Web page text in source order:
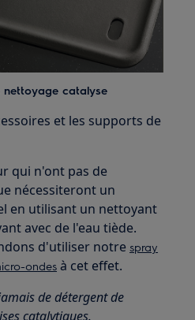
nettoyage catalyse
et les supports de
qui n'ont pas de
nécessiteront un
en utilisant un nettoyant
avec de l'eau tiède.
d'utiliser notrespray
ondes à cet effet.
de détergent de
catalytiques.